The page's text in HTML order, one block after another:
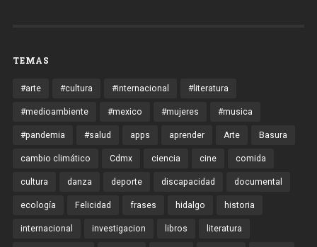
TEMAS
#arte #cultura #internacional #literatura
#medioambiente #mexico #mujeres #musica
#pandemia #salud apps aprender Arte Basura
cambio climático Cdmx ciencia cine comida
cultura danza deporte discapacidad documental
ecología Felicidad frases hidalgo historia
internacional investigacion libros literatura